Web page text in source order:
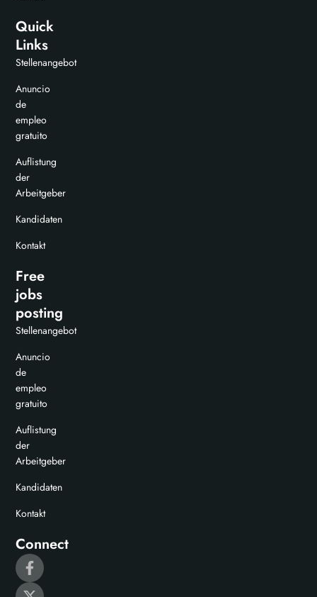
Quick
Links
Stellenangebot
Anuncio
de
empleo
gratuito
Auflistung
der
Arbeitgeber
Kandidaten
Kontakt
Free
jobs
posting
Stellenangebot
Anuncio
de
empleo
gratuito
Auflistung
der
Arbeitgeber
Kandidaten
Kontakt
Connect